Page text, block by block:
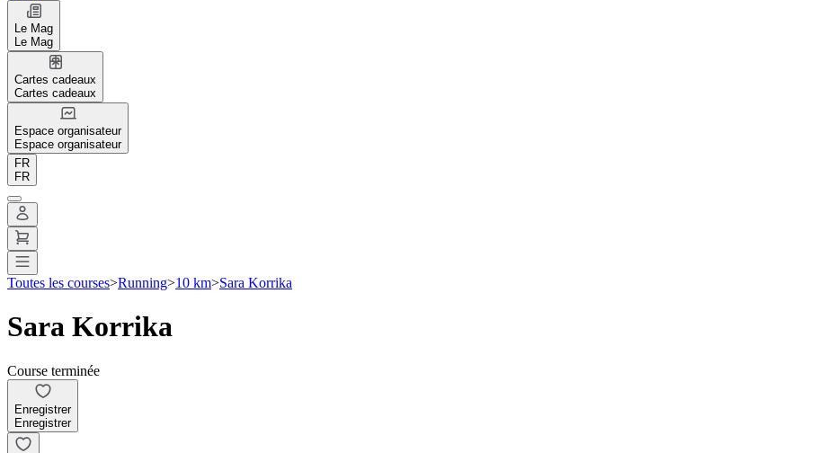
Le Mag
Le Mag
Cartes cadeaux
Cartes cadeaux
Espace organisateur
Espace organisateur
FR
FR
Toutes les courses>Running>10 km>Sara Korrika
Sara Korrika
Course terminée
Enregistrer
Enregistrer